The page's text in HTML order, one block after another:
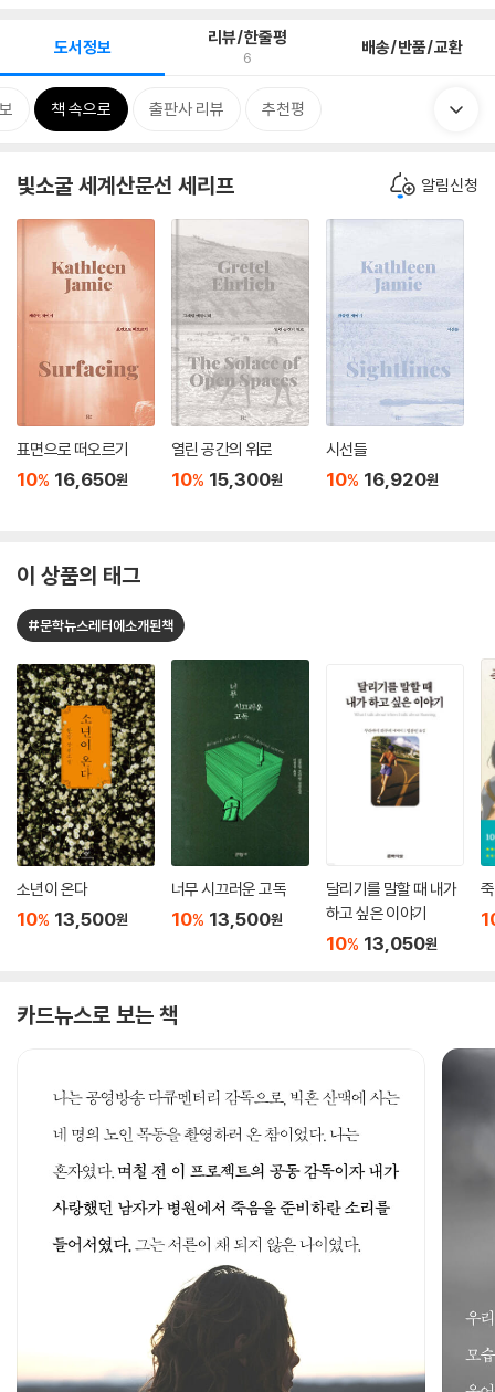
도서정보 리뷰/한줄평
6 배송/반품/교환
책 속으로 출판사 리뷰 추천평
빛소굴 세계산문선 세리프 알림신청
표면으로 떠오르기
10% 16,650원
열린 공간의 위로
10% 15,300원
시선들
10% 16,920원
이 상품의 태그
#문학뉴스레터에소개된책
소년이 온다
10% 13,500원
너무 시끄러운 고독
10% 13,500원
달리기를 말할 때 내가
하고 싶은 이야기
10% 13,050원
카드뉴스로 보는 책